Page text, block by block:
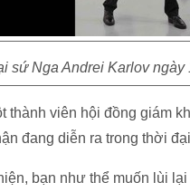
sứ Nga Andrei Karlov
thành viên hội đồng giám
đang diễn ra trong thời
bạn như thể muốn lùi